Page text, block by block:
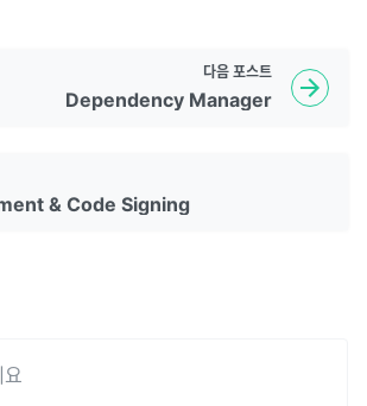
& Code Signing
다음 포스트
Dependency Manager